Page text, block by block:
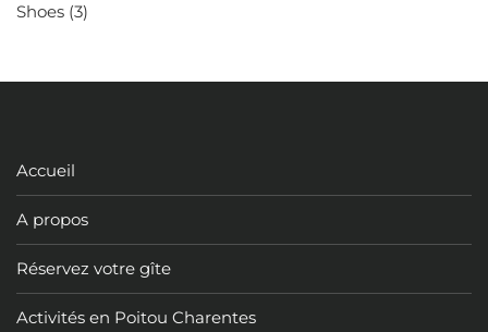
Shoes (3)
Accueil
A propos
Réservez votre gîte
Activités en Poitou Charentes